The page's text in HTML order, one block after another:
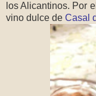
los Alicantinos. Por
vino dulce de Casal